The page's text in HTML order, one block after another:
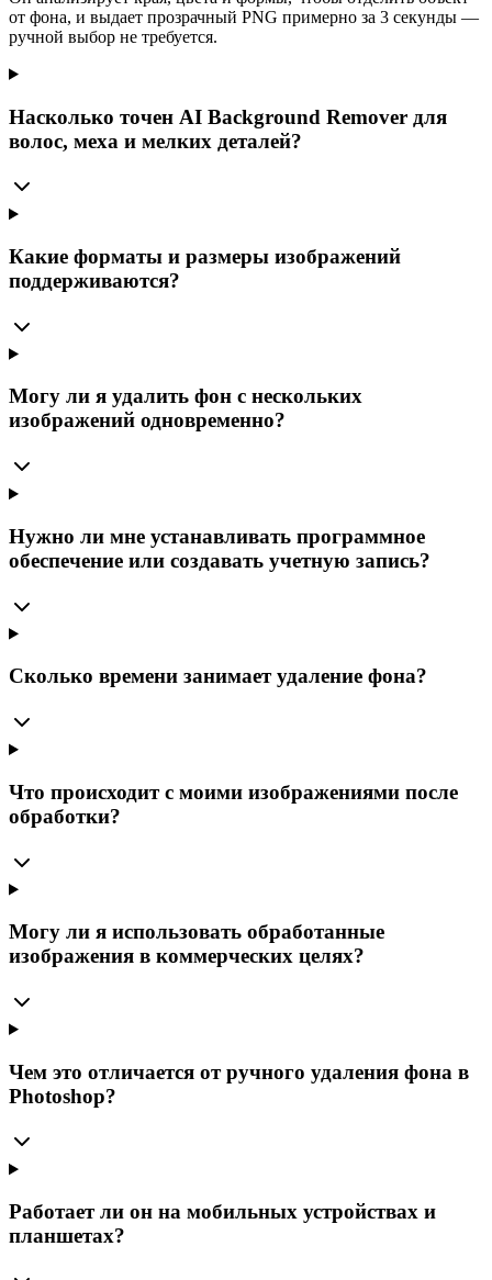
от фона, и выдает прозрачный PNG примерно за 3 секунды —
ручной выбор не требуется.
Насколько точен AI Background Remover для
волос, меха и мелких деталей?
Какие форматы и размеры изображений
поддерживаются?
Могу ли я удалить фон с нескольких
изображений одновременно?
Нужно ли мне устанавливать программное
обеспечение или создавать учетную запись?
Сколько времени занимает удаление фона?
Что происходит с моими изображениями после
обработки?
Могу ли я использовать обработанные
изображения в коммерческих целях?
Чем это отличается от ручного удаления фона в
Photoshop?
Работает ли он на мобильных устройствах и
планшетах?